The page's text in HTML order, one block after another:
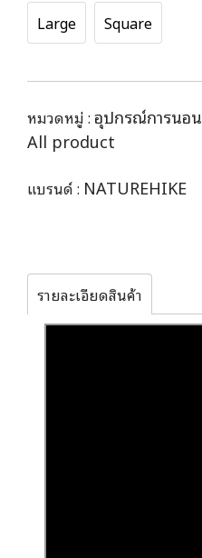
Large
Square
หมวดหมู่ :อุปกรณ์การนอน
All product
แบรนด์ : NATUREHIKE
รายละเอียดสินค้า